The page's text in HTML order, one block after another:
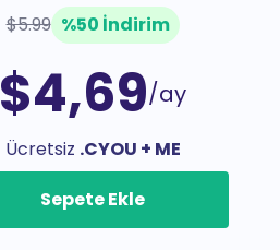
$5.99 %50 İndirim
$4,69/ay
Ücretsiz .CYOU + ME
Sepete Ekle